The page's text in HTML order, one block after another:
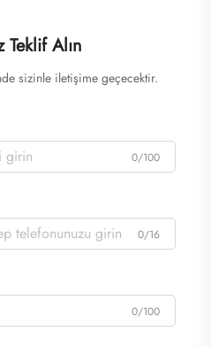
Teklif Alın
sizinle iletişime geçecektir.
0/100
0/16
0/100